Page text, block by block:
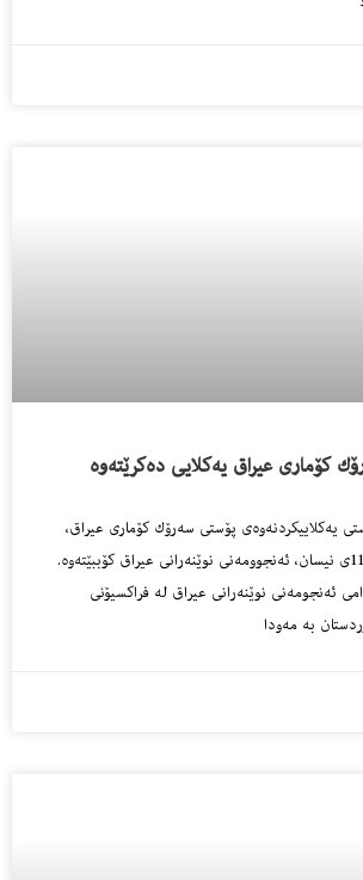
كۆماری عیراق یەكلایی دەكرێتەوە
یەكلاییكردنەوەی پۆستی سەرۆك كۆماری عیراق،
بڕیارە ئەمڕۆ شەممە 11ی نیسان، ئەنجوومەنی نوێنەرانی عیراق كۆببێتەوە.
ئەنجومەنی نوێنەرانی عیراق لە فراكسیۆنی
بە مەودا